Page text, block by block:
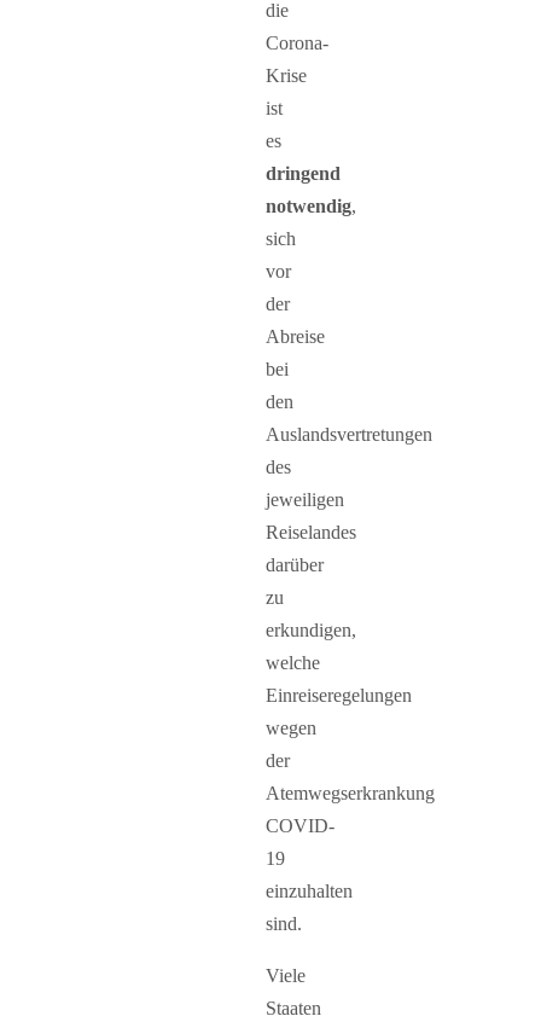
die
Corona-
Krise
ist
es
dringend
notwendig,
sich
vor
der
Abreise
bei
den
Auslandsvertretungen
des
jeweiligen
Reiselandes
darüber
zu
erkundigen,
welche
Einreiseregelungen
wegen
der
Atemwegserkrankung
COVID-
19
einzuhalten
sind.
Viele
Staaten